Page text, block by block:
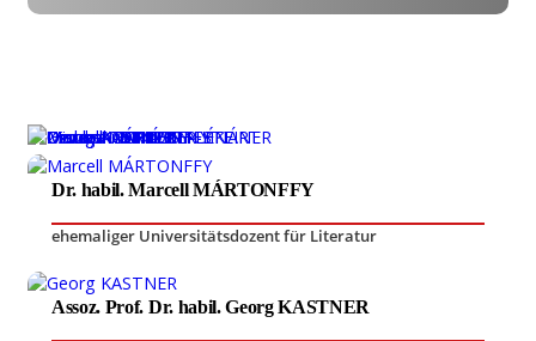
Dr. habil. Marcell MÁRTONFFY
ehemaliger Universitätsdozent für Literatur
Assoz. Prof. Dr. habil. Georg KASTNER